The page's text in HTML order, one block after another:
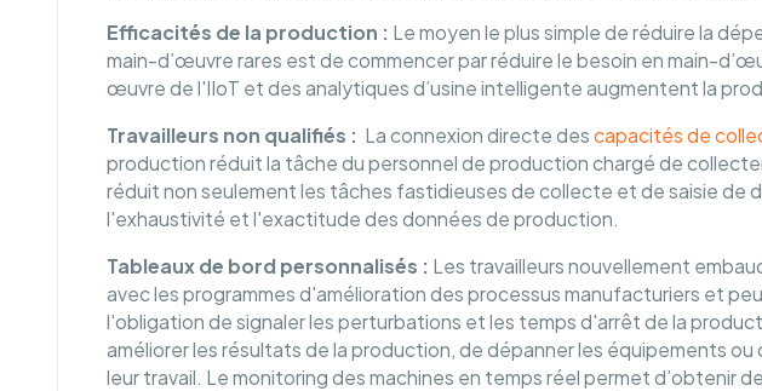
Efficacités de la production : Le moyen le plus simple de réduire la
main-d’œuvre rares est de commencer par réduire le besoin en main-
œuvre de l'IIoT et des analytiques d’usine intelligente augmentent la
Travailleurs non qualifiés : La connexion directe des capacités de
production réduit la tâche du personnel de production chargé de
réduit non seulement les tâches fastidieuses de collecte et de saisie de
l'exhaustivité et l'exactitude des données de production.
Tableaux de bord personnalisés : Les travailleurs nouvellement
avec les programmes d'amélioration des processus manufacturiers et
l'obligation de signaler les perturbations et les temps d'arrêt de la
améliorer les résultats de la production, de dépanner les équipements
leur travail. Le monitoring des machines en temps réel permet d’obtenir